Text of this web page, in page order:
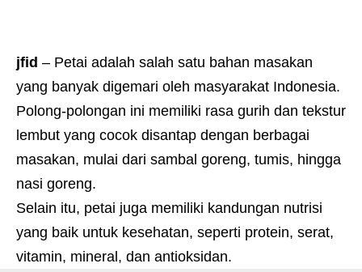
jfid – Petai adalah salah satu bahan masakan
yang banyak digemari oleh masyarakat Indonesia.
Polong-polongan ini memiliki rasa gurih dan tekstur
lembut yang cocok disantap dengan berbagai
masakan, mulai dari sambal goreng, tumis, hingga
nasi goreng.
Selain itu, petai juga memiliki kandungan nutrisi
yang baik untuk kesehatan, seperti protein, serat,
vitamin, mineral, dan antioksidan.